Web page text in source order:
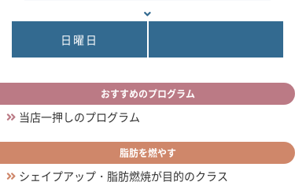
日曜日
おすすめのプログラム
当店一押しのプログラム
脂肪を燃やす
シェイプアップ・脂肪燃焼が目的のクラス